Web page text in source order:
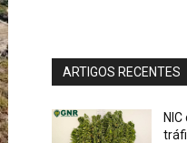
ARTIGOS RECENTES